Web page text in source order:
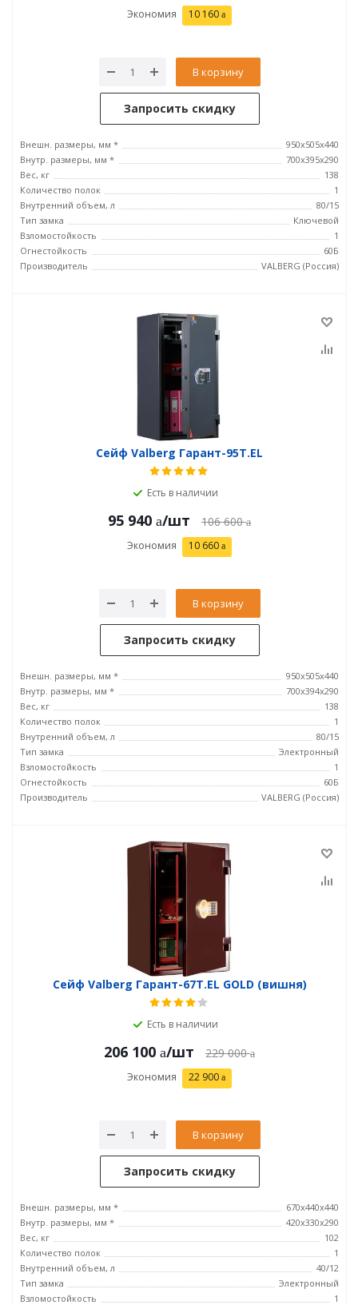
Экономия 10 160
В корзину
Запросить скидку
Внешн. размеры, мм *
950x505x440
Внутр. размеры, мм *
700х395х290
Вес, кг
138
Количество полок
1
Внутренний объем, л
80/15
Тип замка
Ключевой
Взломостойкость
1
Огнестойкость
60Б
Производитель
VALBERG (Россия)
Сейф Valberg Гарант-95T.EL
Есть в наличии
95 940 /шт 106 600
Экономия 10 660
В корзину
Запросить скидку
Внешн. размеры, мм *
950x505x440
Внутр. размеры, мм *
700х394х290
Вес, кг
138
Количество полок
1
Внутренний объем, л
80/15
Тип замка
Электронный
Взломостойкость
1
Огнестойкость
60Б
Производитель
VALBERG (Россия)
Сейф Valberg Гарант-67T.EL GOLD (вишня)
Есть в наличии
206 100 /шт 229 000
Экономия 22 900
В корзину
Запросить скидку
Внешн. размеры, мм *
670x440x440
Внутр. размеры, мм *
420х330х290
Вес, кг
102
Количество полок
1
Внутренний объем, л
40/12
Тип замка
Электронный
Взломостойкость
1